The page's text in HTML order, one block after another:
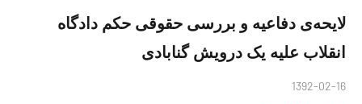
لایحه‌ی دفاعیه و بررسی حقوقی حکم دادگاه
انقلاب علیه یک درویش گنابادی
1392-02-16